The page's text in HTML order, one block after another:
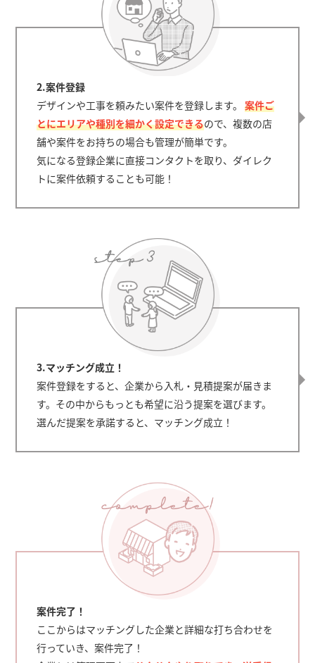
2.案件登録
デザインや工事を頼みたい案件を登録します。案件ご
とにエリアや種別を細かく設定できるので、複数の店
舗や案件をお持ちの場合も管理が簡単です。
気になる登録企業に直接コンタクトを取り、ダイレク
トに案件依頼することも可能！
3.マッチング成立！
案件登録をすると、企業から入札・見積提案が届きま
す。その中からもっとも希望に沿う提案を選びます。
選んだ提案を承諾すると、マッチング成立！
案件完了！
ここからはマッチングした企業と詳細な打ち合わせを
行っていき、案件完了！